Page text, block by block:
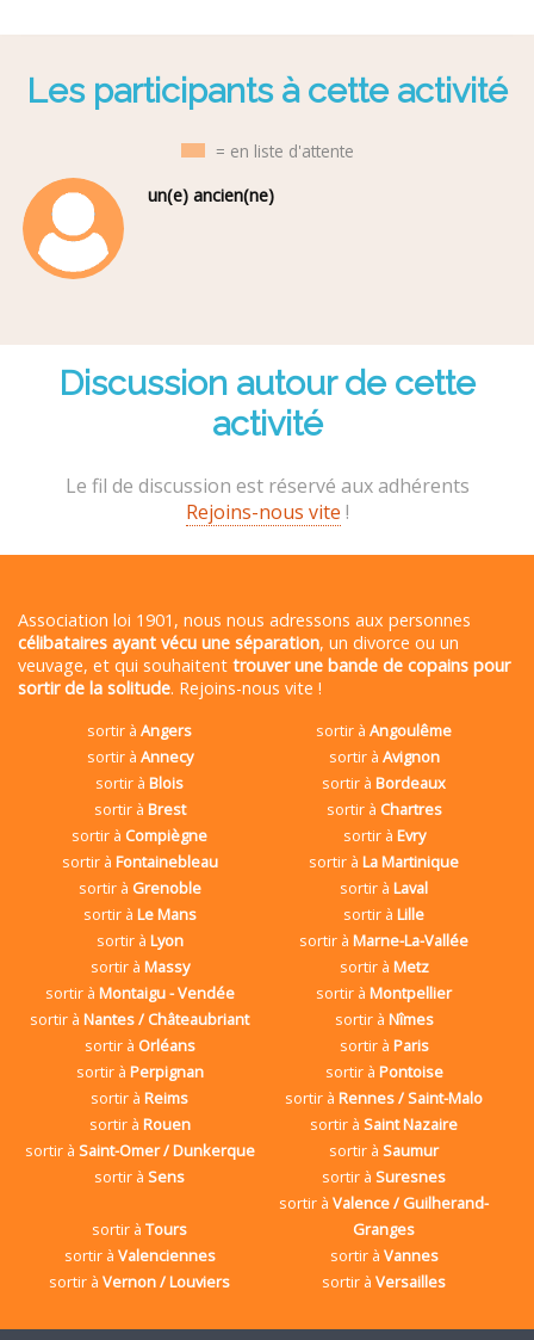
Les participants à cette activité
= en liste d'attente
un(e) ancien(ne)
Discussion autour de cette
activité
Le fil de discussion est réservé aux adhérents
Rejoins-nous vite !
Association loi 1901, nous nous adressons aux personnes
célibataires ayant vécu une séparation, un divorce ou un
veuvage, et qui souhaitent trouver une bande de copains pour
sortir de la solitude. Rejoins-nous vite !
sortir àAngers sortir àAngoulême
sortir à Annecy sortir à Avignon
sortir àBlois sortir àBordeaux
sortir à Brest sortir à Chartres
sortir à Compiègne sortir à Evry
sortir à Fontainebleau sortir àLa Martinique
sortir à Grenoble sortir àLaval
sortir à Le Mans sortir àLille
sortir à Lyon sortir àMarne-La-Vallée
sortir à Massy sortir à Metz
sortir à Montaigu - Vendée sortir àMontpellier
sortir àNantes / Châteaubriant sortir à Nîmes
sortir à Orléans sortir à Paris
sortir à Perpignan sortir à Pontoise
sortir àReims sortir àRennes / Saint-Malo
sortir à Rouen sortir àSaint Nazaire
sortir à Saint-Omer / Dunkerque sortir àSaumur
sortir àSens sortir àSuresnes
sortir àTours
sortir àValence / Guilherand-
Granges
sortir à Valenciennes sortir à Vannes
sortir àVernon / Louviers sortir àVersailles